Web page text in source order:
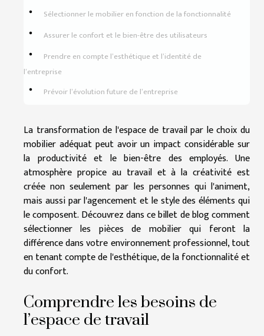
Sélectionner le mobilier en fonction de la fonctionnalité
Assurer le confort et le bien-être des utilisateurs
Prendre en compte l’esthétique et l’identité de
l’entreprise
Prévoir l’évolution future de l’entreprise
La transformation de l'espace de travail par le choix du
mobilier adéquat peut avoir un impact considérable sur
la productivité et le bien-être des employés. Une
atmosphère propice au travail et à la créativité est
créée non seulement par les personnes qui l'animent,
mais aussi par l'agencement et le style des éléments qui
le composent. Découvrez dans ce billet de blog comment
sélectionner les pièces de mobilier qui feront la
différence dans votre environnement professionnel, tout
en tenant compte de l'esthétique, de la fonctionnalité et
du confort.
Comprendre les besoins de
l’espace de travail